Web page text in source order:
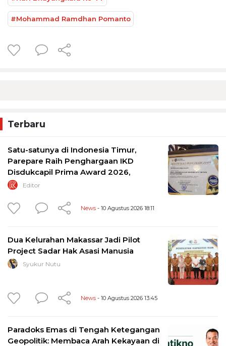
#Mohammad Ramdhan Pomanto
Terbaru
Satu-satunya di Indonesia Timur,
Parepare Raih Penghargaan IKD
Disdukcapil Prima Award 2026,
Editor
News - 10 Agustus 2026 18:11
Dua Kelurahan Makassar Jadi Pilot
Project Sadar Hak Asasi Manusia
Syukur Nutu
News - 10 Agustus 2026 13:45
Paradoks Emas di Tengah Ketegangan
Geopolitik: Membaca Arah Kekayaan di